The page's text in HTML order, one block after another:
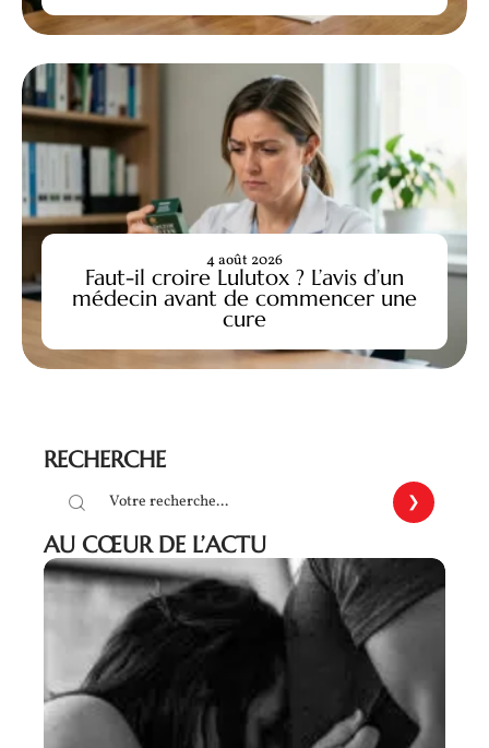
Faut-il croire Lulutox ? L’avis d’un
médecin avant de commencer une
cure
4 août 2026
RECHERCHE
AU CŒUR DE L’ACTU